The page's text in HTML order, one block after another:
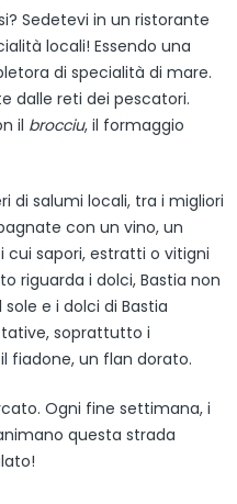
Sedetevi in un ristorante
locali! Essendo una
di specialità di mare.
dalle reti dei pescatori.
il brocciu, il formaggio
di salumi locali, tra i migliori
con un vino, un
cui sapori, estratti o vitigni
riguarda i dolci, Bastia non
e i dolci di Bastia
soprattutto i
fiadone, un flan dorato.
Ogni fine settimana, i
questa strada